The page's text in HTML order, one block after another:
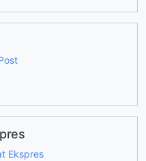
Ekspres